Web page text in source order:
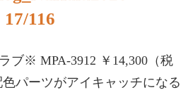
17/116
ブ※ MPA-3912 ￥14,300（税
パーツがアイキャッチになる